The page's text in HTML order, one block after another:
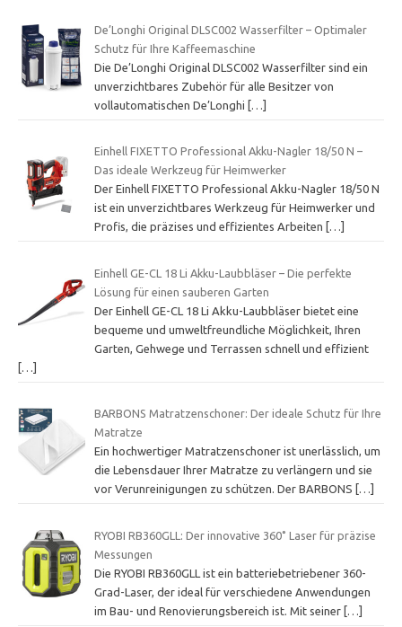
De’Longhi Original DLSC002 Wasserfilter – Optimaler
Schutz für Ihre Kaffeemaschine
Die De’Longhi Original DLSC002 Wasserfilter sind ein
unverzichtbares Zubehör für alle Besitzer von
vollautomatischen De’Longhi
[…]
Einhell FIXETTO Professional Akku-Nagler 18/50 N –
Das ideale Werkzeug für Heimwerker
Der Einhell FIXETTO Professional Akku-Nagler 18/50 N
ist ein unverzichtbares Werkzeug für Heimwerker und
Profis, die präzises und effizientes Arbeiten
[…]
Einhell GE-CL 18 Li Akku-Laubbläser – Die perfekte
Lösung für einen sauberen Garten
Der Einhell GE-CL 18 Li Akku-Laubbläser bietet eine
bequeme und umweltfreundliche Möglichkeit, Ihren
Garten, Gehwege und Terrassen schnell und effizient
[…]
BARBONS Matratzenschoner: Der ideale Schutz für Ihre
Matratze
Ein hochwertiger Matratzenschoner ist unerlässlich, um
die Lebensdauer Ihrer Matratze zu verlängern und sie
vor Verunreinigungen zu schützen. Der BARBONS
[…]
RYOBI RB360GLL: Der innovative 360˚ Laser für präzise
Messungen
Die RYOBI RB360GLL ist ein batteriebetriebener 360-
Grad-Laser, der ideal für verschiedene Anwendungen
im Bau- und Renovierungsbereich ist. Mit seiner […]